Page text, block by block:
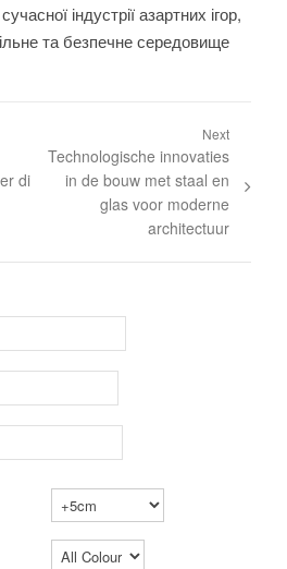
індустрії азартних ігор,
та безпечне середовище
di
Next
Technologische innovaties
in de bouw met staal en
glas voor moderne
architectuur